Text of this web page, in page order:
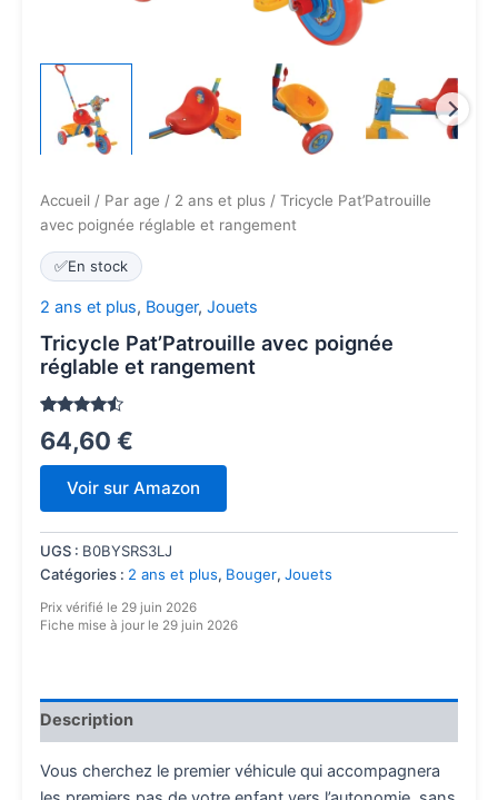
Accueil / Par age / 2 ans et plus / Tricycle Pat’Patrouille
avec poignée réglable et rangement
✅En stock
2 ans et plus, Bouger, Jouets
Tricycle Pat’Patrouille avec poignée
réglable et rangement
sur 5
basé
notations
client
64,60 €
Voir sur Amazon
UGS : B0BYSRS3LJ
Catégories : 2 ans et plus, Bouger, Jouets
Prix vérifié le 29 juin 2026
Fiche mise à jour le 29 juin 2026
Description
Vous cherchez le premier véhicule qui accompagnera